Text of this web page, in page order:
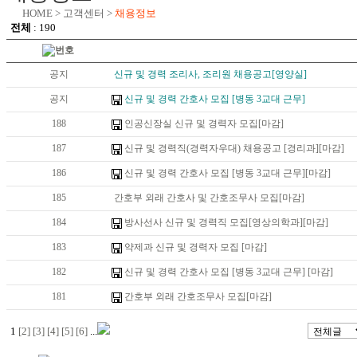
HOME > 고객센터 > 채용정보
전체 : 190
공지 신규 및 경력 조리사, 조리원 채용공고[영양실]
공지 신규 및 경력 간호사 모집 [병동 3교대 근무]
188 인공신장실 신규 및 경력자 모집[마감]
187 신규 및 경력직(경력자우대) 채용공고 [경리과][마감]
186 신규 및 경력 간호사 모집 [병동 3교대 근무][마감]
185 간호부 외래 간호사 및 간호조무사 모집[마감]
184 방사선사 신규 및 경력직 모집[영상의학과][마감]
183 약제과 신규 및 경력자 모집 [마감]
182 신규 및 경력 간호사 모집 [병동 3교대 근무] [마감]
181 간호부 외래 간호조무사 모집[마감]
1 [2] [3] [4] [5] [6] ...